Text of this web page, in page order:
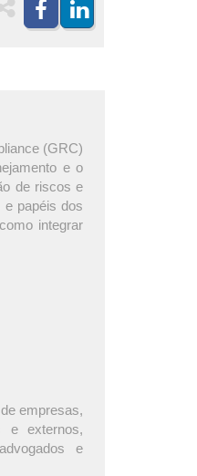
(GRC)
e o
de riscos e
papéis dos
integrar
empresas,
e externos,
e